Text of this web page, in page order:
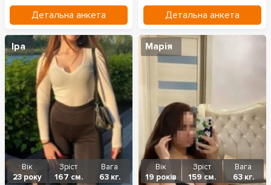
Детальна анкета Детальна анкета
Іра
Вік
23 року
Зріст
167 см.
Вага
63 кг.
Марія
Вік
19 років
Зріст
159 см.
Вага
63 кг.